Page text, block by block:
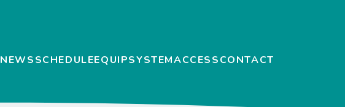
NEWSSCHEDULEEQUIPSYSTEMACCESSCONTACT